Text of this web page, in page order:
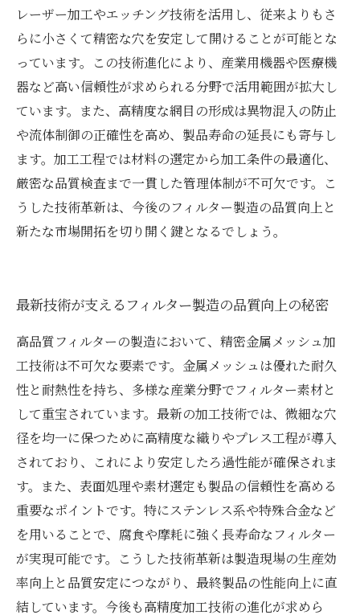
レーザー加工やエッチング技術を活用し、従来よりもさ
らに小さくて精密な穴を安定して開けることが可能とな
っています。この技術進化により、産業用機器や医療機
器など高い信頼性が求められる分野で活用範囲が拡大し
ています。また、高精度な網目の形成は異物混入の防止
や流体制御の正確性を高め、製品寿命の延長にも寄与し
ます。加工工程では材料の選定から加工条件の最適化、
厳密な品質検査まで一貫した管理体制が不可欠です。こ
うした技術革新は、今後のフィルター製造の品質向上と
新たな市場開拓を切り開く鍵となるでしょう。
最新技術が支えるフィルター製造の品質向上の秘密
高品質フィルターの製造において、精密金属メッシュ加
工技術は不可欠な要素です。金属メッシュは優れた耐久
性と耐熱性を持ち、多様な産業分野でフィルター素材と
して重宝されています。最新の加工技術では、微細な穴
径を均一に保つために高精度な織りやプレス工程が導入
されており、これにより安定したろ過性能が確保されま
す。また、表面処理や素材選定も製品の信頼性を高める
重要なポイントです。特にステンレス系や特殊合金など
を用いることで、腐食や摩耗に強く長寿命なフィルター
が実現可能です。こうした技術革新は製造現場の生産効
率向上と品質安定につながり、最終製品の性能向上に直
結しています。今後も高精度加工技術の進化が求めら